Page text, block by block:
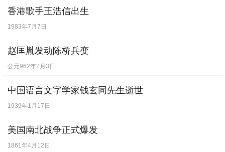
香港歌手王浩信出生
1983年7月7日
赵匡胤发动陈桥兵变
公元962年2月3日
中国语言文字学家钱玄同先生逝世
1939年1月17日
美国南北战争正式爆发
1861年4月12日